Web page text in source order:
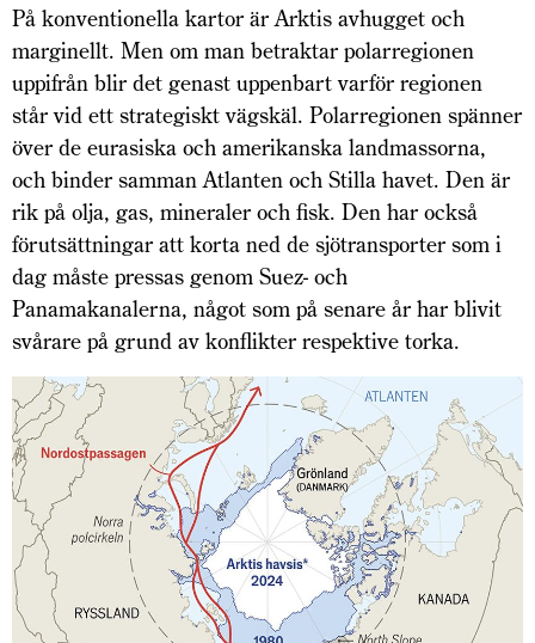
På konventionella kartor är Arktis avhugget och
marginellt. Men om man betraktar polarregionen
uppifrån blir det genast uppenbart varför regionen
står vid ett strategiskt vägskäl. Polarregionen spänner
över de eurasiska och amerikanska landmassorna,
och binder samman Atlanten och Stilla havet. Den är
rik på olja, gas, mineraler och fisk. Den har också
förutsättningar att korta ned de sjötransporter som i
dag måste pressas genom Suez- och
Panamakanalerna, något som på senare år har blivit
svårare på grund av konflikter respektive torka.